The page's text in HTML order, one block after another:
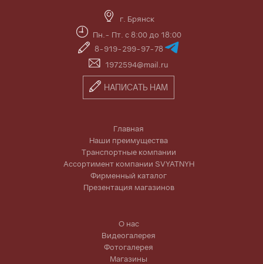
г. Брянск
Пн.- Пт. с 8:00 до 18:00
8-919-299-97-78
1972594@mail.ru
НАПИСАТЬ НАМ
Главная
Наши преимущества
Транспортные компании
Ассортимент компании SVYATNYH
Фирменный каталог
Презентация магазинов
О нас
Видеогалерея
Фотогалерея
Магазины